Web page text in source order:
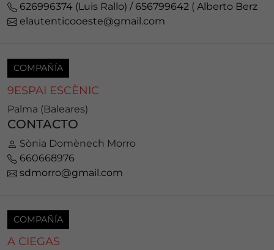
626996374 (Luis Rallo) / 656799642 ( Alberto Berz
elautenticooeste@gmail.com
COMPAÑÍA
9ESPAI ESCÈNIC
Palma (Baleares)
CONTACTO
Sònia Domènech Morro
660668976
sdmorro@gmail.com
COMPAÑÍA
A CIEGAS